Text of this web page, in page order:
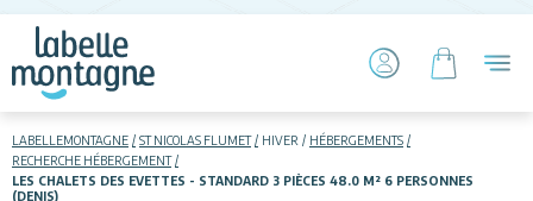
LABELLEMONTAGNE ST NICOLAS FLUMET HIVER
HÉBERGEMENTS
RECHERCHE HÉBERGEMENT
LES CHALETS DES EVETTES - STANDARD 3 PIÈCES 48.0 M² 6 PERSONNES
(DENIS)